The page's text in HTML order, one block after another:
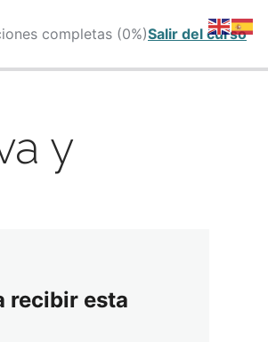
completas (0%)Salir del curso
y
recibir esta